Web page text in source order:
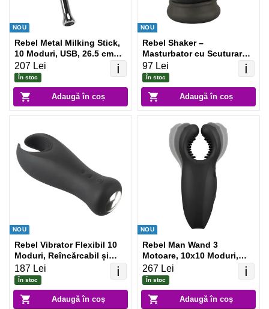
NOU
Adaugă în coș
ℹ️
Rebel Metal Milking Stick,
10 Moduri, USB, 26.5 cm
Argintiu
207 Lei
În stoc
NOU
Adaugă în coș
ℹ️
Rebel Shaker –
Masturbator cu Scuturare 3
Trepte, Reîncărcabil Negru
97 Lei
În stoc
NOU
Adaugă în coș
ℹ️
Rebel Vibrator Flexibil 10
Moduri, Reîncărcabil și
Discret Negru
187 Lei
În stoc
NOU
Adaugă în coș
ℹ️
Rebel Man Wand 3
Motoare, 10x10 Moduri,
Reîncărcabil Negru
267 Lei
În stoc